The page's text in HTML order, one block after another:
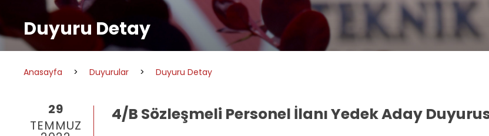
Duyuru Detay
Anasayfa > Duyurular > Duyuru Detay
29
TEMMUZ
4/B Sözleşmeli Personel İlanı Yedek Aday